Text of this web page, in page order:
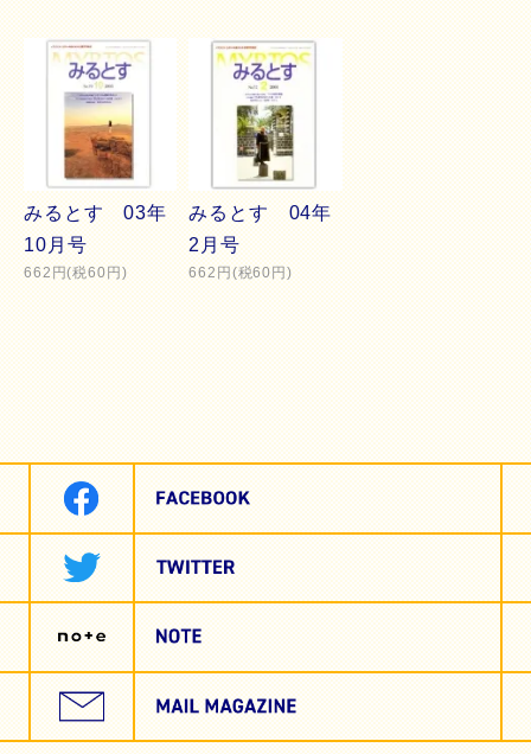
みるとす 03年
10月号
662円(税60円)
みるとす 04年
2月号
662円(税60円)